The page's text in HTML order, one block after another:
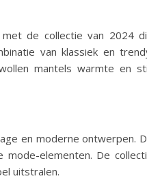
de collectie van 2024
van klassiek en
mantels warmte en
en moderne ontwerpen.
elementen. De
uitstralen.